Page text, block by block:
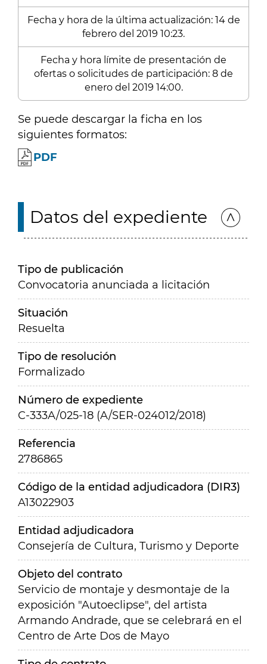
Fecha y hora de la última actualización: 14 de
febrero del 2019 10:23.
Fecha y hora límite de presentación de
ofertas o solicitudes de participación: 8 de
enero del 2019 14:00.
Se puede descargar la ficha en los
siguientes formatos:
PDF
Datos del expediente
Tipo de publicación
Convocatoria anunciada a licitación
Situación
Resuelta
Tipo de resolución
Formalizado
Número de expediente
C-333A/025-18 (A/SER-024012/2018)
Referencia
2786865
Código de la entidad adjudicadora (DIR3)
A13022903
Entidad adjudicadora
Consejería de Cultura, Turismo y Deporte
Objeto del contrato
Servicio de montaje y desmontaje de la
exposición "Autoeclipse", del artista
Armando Andrade, que se celebrará en el
Centro de Arte Dos de Mayo